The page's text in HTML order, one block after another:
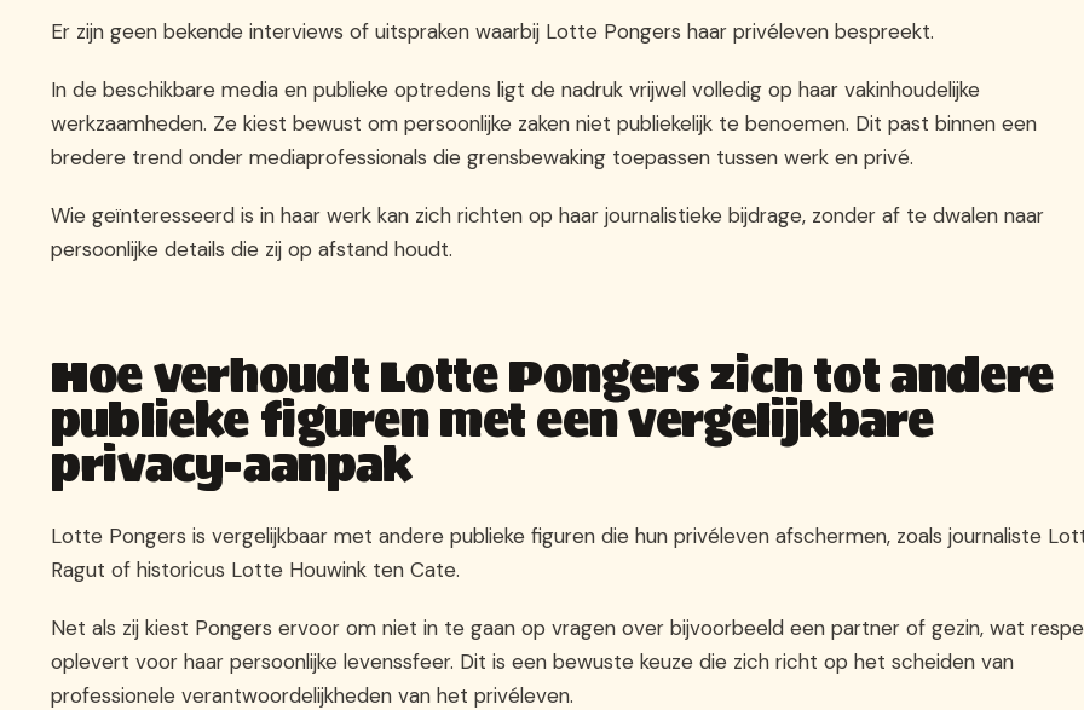
Er zijn geen bekende interviews of uitspraken waarbij Lotte Pongers haar privéleven bespreekt.
In de beschikbare media en publieke optredens ligt de nadruk vrijwel volledig op haar vakinhoudelijke
werkzaamheden. Ze kiest bewust om persoonlijke zaken niet publiekelijk te benoemen. Dit past binnen een
bredere trend onder mediaprofessionals die grensbewaking toepassen tussen werk en privé.
Wie geïnteresseerd is in haar werk kan zich richten op haar journalistieke bijdrage, zonder af te dwalen naar
persoonlijke details die zij op afstand houdt.
Hoe verhoudt Lotte Pongers zich tot andere
publieke figuren met een vergelijkbare
privacy-aanpak
Lotte Pongers is vergelijkbaar met andere publieke figuren die hun privéleven afschermen, zoals journaliste
Ragut of historicus Lotte Houwink ten Cate.
Net als zij kiest Pongers ervoor om niet in te gaan op vragen over bijvoorbeeld een partner of gezin, wat
oplevert voor haar persoonlijke levenssfeer. Dit is een bewuste keuze die zich richt op het scheiden van
professionele verantwoordelijkheden van het privéleven.